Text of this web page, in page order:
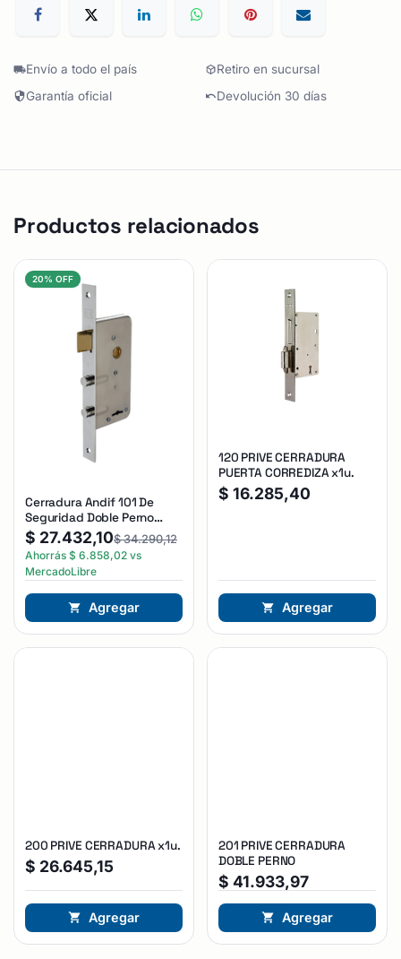
Envío a todo el país
Retiro en sucursal
Garantía oficial
Devolución 30 días
Productos relacionados
20% OFF
Cerradura Andif 101 De
Seguridad Doble Perno
Reforzada Plateado
$ 27.432,10$34.290,12
Ahorrás $ 6.858,02 vs
MercadoLibre
Agregar
120 PRIVE CERRADURA
PUERTA CORREDIZA x1u.
$ 16.285,40
Agregar
200 PRIVE CERRADURA x1u.
$ 26.645,15
Agregar
201 PRIVE CERRADURA
DOBLE PERNO
$ 41.933,97
Agregar